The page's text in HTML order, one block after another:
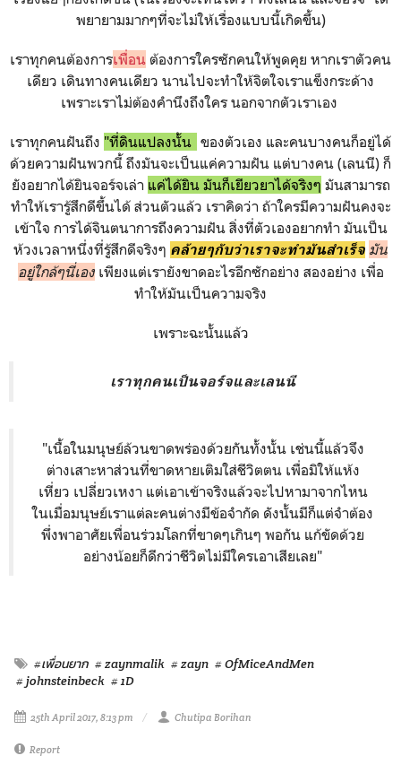
พยายามมากๆที่จะไม่ให้เรื่องแบบนี้เกิดขึ้น)
เราทุกคนต้องการเพื่อน ต้องการใครซักคนให้พูดคุย หากเราตัวคน
เดียว เดินทางคนเดียว นานไปจะทำให้จิตใจเราแข็งกระด้าง
เพราะเราไม่ต้องคำนึงถึงใคร นอกจากตัวเราเอง
เราทุกคนฝันถึง "ที่ดินแปลงนั้น ของตัวเอง และคนบางคนก็อยู่ได้
ด้วยความฝันพวกนี้ ถึงมันจะเป็นแค่ความฝัน แต่บางคน (เลนนี) ก็
ยังอยากได้ยินจอร์จเล่า แค่ได้ยิน มันก็เยียวยาได้จริงๆ มันสามารถ
ทำให้เรารู้สึกดีขึ้นได้ ส่วนตัวแล้ว เราคิดว่า ถ้าใครมีความฝันคงจะ
เข้าใจ การได้จินตนาการถึงความฝัน สิ่งที่ตัวเองอยากทำ มันเป็น
ห้วงเวลาหนึ่งที่รู้สึกดีจริงๆ คล้ายๆกับว่าเราจะทำมันสำเร็จ มัน
อยู่ใกล้ๆนี่เองเพียงแต่เรายังขาดอะไรอีกซักอย่าง สองอย่าง เพื่อ
ทำให้มันเป็นความจริง
เพราะฉะนั้นแล้ว
เราทุกคนเป็นจอร์จและเลนนี
"เนื้อในมนุษย์ล้วนขาดพร่องด้วยกันทั้งนั้น เช่นนี้แล้วจึง
ต่างเสาะหาส่วนที่ขาดหายเติมใส่ชีวิตตน เพื่อมิให้แห้ง
เหี่ยว เปลี่ยวเหงา แต่เอาเข้าจริงแล้วจะไปหามาจากไหน
ในเมื่อมนุษย์เราแต่ละคนต่างมีข้อจำกัด ดังนั้นมีก็แต่จำต้อง
พึ่งพาอาศัยเพื่อนร่วมโลกที่ขาดๆเกินๆ พอกัน แก้ขัดด้วย
อย่างน้อยก็ดีกว่าชีวิตไม่มีใครเอาเสียเลย"
#เพื่อนยาก # zaynmalik # zayn # OfMiceAndMen
# johnsteinbeck # 1D
25th April 2017, 8:13 pm Chutipa Borihan
Report